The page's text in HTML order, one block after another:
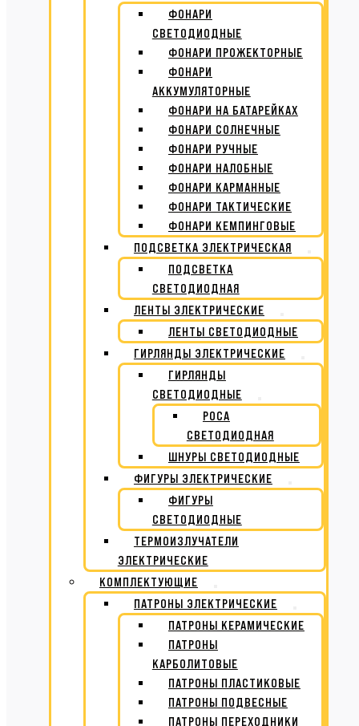
ФОНАРИ
СВЕТОДИОДНЫЕ
ФОНАРИ ПРОЖЕКТОРНЫЕ
ФОНАРИ
АККУМУЛЯТОРНЫЕ
ФОНАРИ НА БАТАРЕЙКАХ
ФОНАРИ СОЛНЕЧНЫЕ
ФОНАРИ РУЧНЫЕ
ФОНАРИ НАЛОБНЫЕ
ФОНАРИ КАРМАННЫЕ
ФОНАРИ ТАКТИЧЕСКИЕ
ФОНАРИ КЕМПИНГОВЫЕ
ПОДСВЕТКА ЭЛЕКТРИЧЕСКАЯ
ПОДСВЕТКА
СВЕТОДИОДНАЯ
ЛЕНТЫ ЭЛЕКТРИЧЕСКИЕ
ЛЕНТЫ СВЕТОДИОДНЫЕ
ГИРЛЯНДЫ ЭЛЕКТРИЧЕСКИЕ
ГИРЛЯНДЫ
СВЕТОДИОДНЫЕ
РОСА
СВЕТОДИОДНАЯ
ШНУРЫ СВЕТОДИОДНЫЕ
ФИГУРЫ ЭЛЕКТРИЧЕСКИЕ
ФИГУРЫ
СВЕТОДИОДНЫЕ
ТЕРМОИЗЛУЧАТЕЛИ
ЭЛЕКТРИЧЕСКИЕ
КОМПЛЕКТУЮЩИЕ
ПАТРОНЫ ЭЛЕКТРИЧЕСКИЕ
ПАТРОНЫ КЕРАМИЧЕСКИЕ
ПАТРОНЫ
КАРБОЛИТОВЫЕ
ПАТРОНЫ ПЛАСТИКОВЫЕ
ПАТРОНЫ ПОДВЕСНЫЕ
ПАТРОНЫ ПЕРЕХОДНИКИ